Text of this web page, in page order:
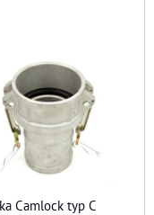
Camlock typ C